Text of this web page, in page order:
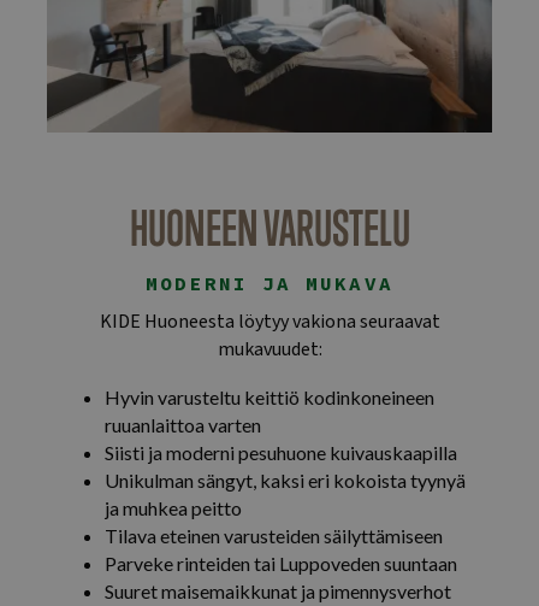
HUONEEN VARUSTELU
MODERNI JA MUKAVA
KIDE Huoneesta löytyy vakiona seuraavat
mukavuudet:
Hyvin varusteltu keittiö kodinkoneineen
ruuanlaittoa varten
Siisti ja moderni pesuhuone kuivauskaapilla
Unikulman sängyt, kaksi eri kokoista tyynyä
ja muhkea peitto
Tilava eteinen varusteiden säilyttämiseen
Parveke rinteiden tai Luppoveden suuntaan
Suuret maisemaikkunat ja pimennysverhot